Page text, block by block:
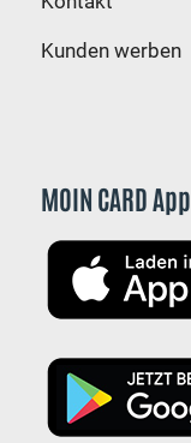
Kunden werben
MOIN CARD App